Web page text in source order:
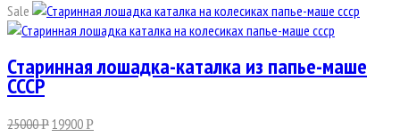
Sale
Старинная лошадка-каталка из папье-маше
СССР
25000Р19900Р